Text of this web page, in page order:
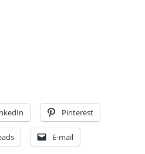
Pinterest
E-mail